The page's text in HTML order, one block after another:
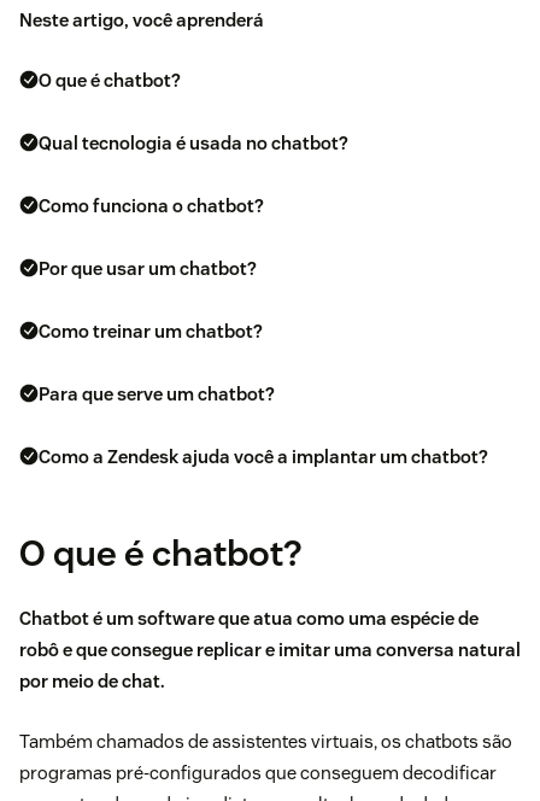
Neste artigo, você aprenderá
O que é chatbot?
Qual tecnologia é usada no chatbot?
Como funciona o chatbot?
Por que usar um chatbot?
Como treinar um chatbot?
Para que serve um chatbot?
Como a Zendesk ajuda você a implantar um chatbot?
O que é chatbot?
Chatboté um software que atua como uma espécie de
robô e que consegue replicar e imitar uma conversa natural
por meio de chat.
Também chamados de assistentes virtuais, os chatbots são
programas pré-configurados que conseguem decodificar